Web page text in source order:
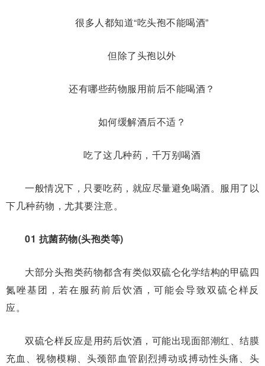
很多人都知道“吃头孢不能喝酒”
但除了头孢以外
还有哪些药物服用前后不能喝酒？
如何缓解酒后不适？
吃了这几种药，千万别喝酒
一般情况下，只要吃药，就应尽量避免喝酒。服用了以
下几种药物，尤其要注意。
01 抗菌药物(头孢类等)
大部分头孢类药物都含有类似双硫仑化学结构的甲硫四
氮唑基团，若在服药前后饮酒，可能会导致双硫仑样反
应。
双硫仑样反应是用药后饮酒，可能出现面部潮红、结膜
充血、视物模糊、头颈部血管剧烈搏动或搏动性头痛、头